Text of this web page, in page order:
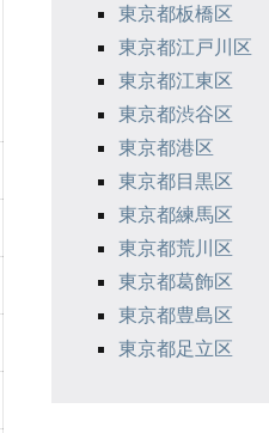
東京都板橋区
東京都江戸川区
東京都江東区
東京都渋谷区
東京都港区
東京都目黒区
東京都練馬区
東京都荒川区
東京都葛飾区
東京都豊島区
東京都足立区